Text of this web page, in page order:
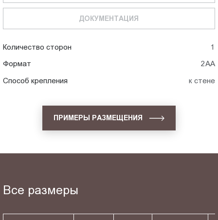
ДОКУМЕНТАЦИЯ
Количество сторон 1
Формат 2АА
Способ крепления к стене
ПРИМЕРЫ РАЗМЕЩЕНИЯ
Все размеры